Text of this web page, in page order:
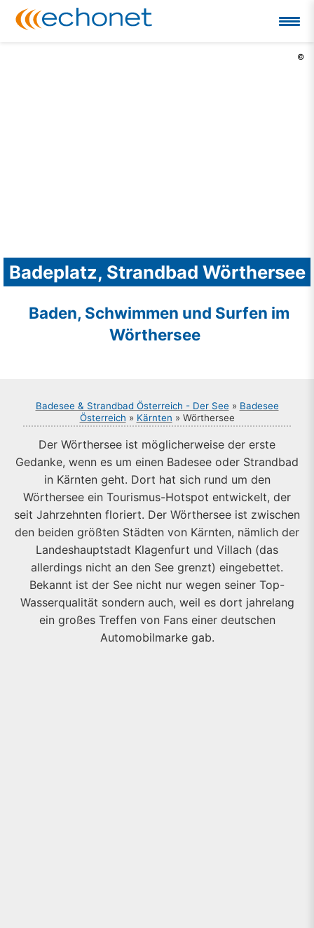
Badeplatz, Strandbad Wörthersee
Baden, Schwimmen und Surfen im
Wörthersee
©
Badesee & Strandbad Österreich - Der See » Badesee
Österreich » Kärnten » Wörthersee
Der Wörthersee ist möglicherweise der erste
Gedanke, wenn es um einen Badesee oder Strandbad
in Kärnten geht. Dort hat sich rund um den
Wörthersee ein Tourismus-Hotspot entwickelt, der
seit Jahrzehnten floriert. Der Wörthersee ist zwischen
den beiden größten Städten von Kärnten, nämlich der
Landeshauptstadt Klagenfurt und Villach (das
allerdings nicht an den See grenzt) eingebettet.
Bekannt ist der See nicht nur wegen seiner Top-
Wasserqualität sondern auch, weil es dort jahrelang
ein großes Treffen von Fans einer deutschen
Automobilmarke gab.